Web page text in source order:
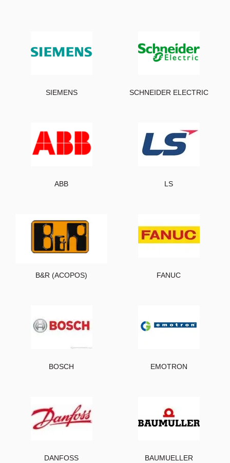
SIEMENS SCHNEIDER ELECTRIC
ABB LS
B&R (ACOPOS) FANUC
BOSCH EMOTRON
DANFOSS BAUMUELLER